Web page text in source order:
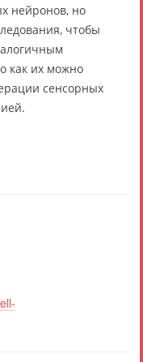
нейронов, но
чтобы
как их можно
сенсорных